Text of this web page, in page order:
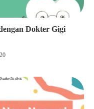
Dokter Gigi